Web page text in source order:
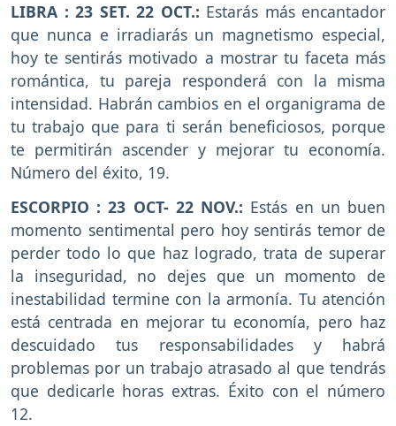
LIBRA : 23 SET. 22 OCT.: Estarás más encantador
que nunca e irradiarás un magnetismo especial,
hoy te sentirás motivado a mostrar tu faceta más
romántica, tu pareja responderá con la misma
intensidad. Habrán cambios en el organigrama de
tu trabajo que para ti serán beneficiosos, porque
te permitirán ascender y mejorar tu economía.
Número del éxito, 19.
ESCORPIO : 23 OCT- 22 NOV.: Estás en un buen
momento sentimental pero hoy sentirás temor de
perder todo lo que haz logrado, trata de superar
la inseguridad, no dejes que un momento de
inestabilidad termine con la armonía. Tu atención
está centrada en mejorar tu economía, pero haz
descuidado tus responsabilidades y habrá
problemas por un trabajo atrasado al que tendrás
que dedicarle horas extras. Éxito con el número
12.